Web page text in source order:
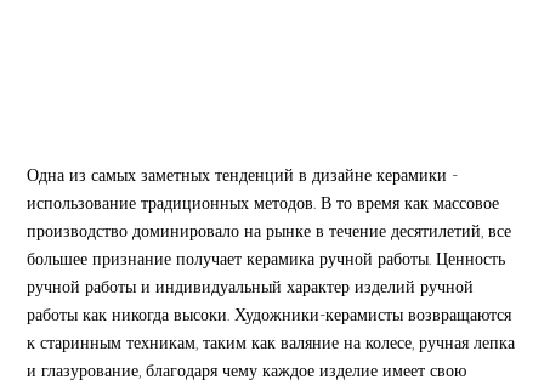
Одна из самых заметных тенденций в дизайне керамики -
использование традиционных методов. В то время как массовое
производство доминировало на рынке в течение десятилетий, все
большее признание получает керамика ручной работы. Ценность
ручной работы и индивидуальный характер изделий ручной
работы как никогда высоки. Художники-керамисты возвращаются
к старинным техникам, таким как валяние на колесе, ручная лепка
и глазурование, благодаря чему каждое изделие имеет свою